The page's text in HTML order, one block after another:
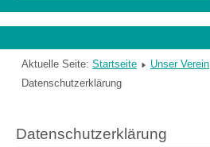
Aktuelle Seite: Startseite Unser Verein
Datenschutzerklärung
Datenschutzerklärung